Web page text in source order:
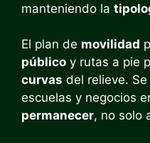
manteniendo la
El plan de movilidad
público y rutas a pie
curvas del relieve.
escuelas y negocios
permanecer, no solo